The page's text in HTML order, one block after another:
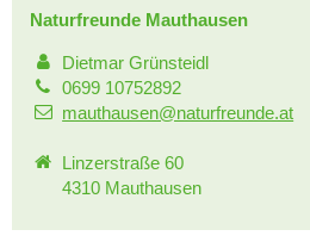
Naturfreunde Mauthausen
Dietmar Grünsteidl
0699 10752892
mauthausen@naturfreunde.at
Linzerstraße 60
4310 Mauthausen